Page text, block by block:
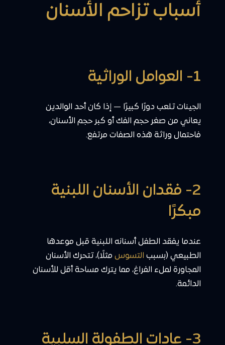
أسباب تزاحم الأسنان
1- العوامل الوراثية
الجينات تلعب دورًا كبيرًا — إذا كان أحد الوالدين
يعاني من صغر حجم الفك أو كبر حجم الأسنان،
فاحتمال وراثة هذه الصفات مرتفع.
2- فقدان الأسنان اللبنية
مبكرًا
عندما يفقد الطفل أسنانه اللبنية قبل موعدها
الطبيعي (بسبب التسوس مثلًا)، تتحرك الأسنان
المجاورة لملء الفراغ، مما يترك مساحة أقل للأسنان
الدائمة.
3- عادات الطفولة السلبية